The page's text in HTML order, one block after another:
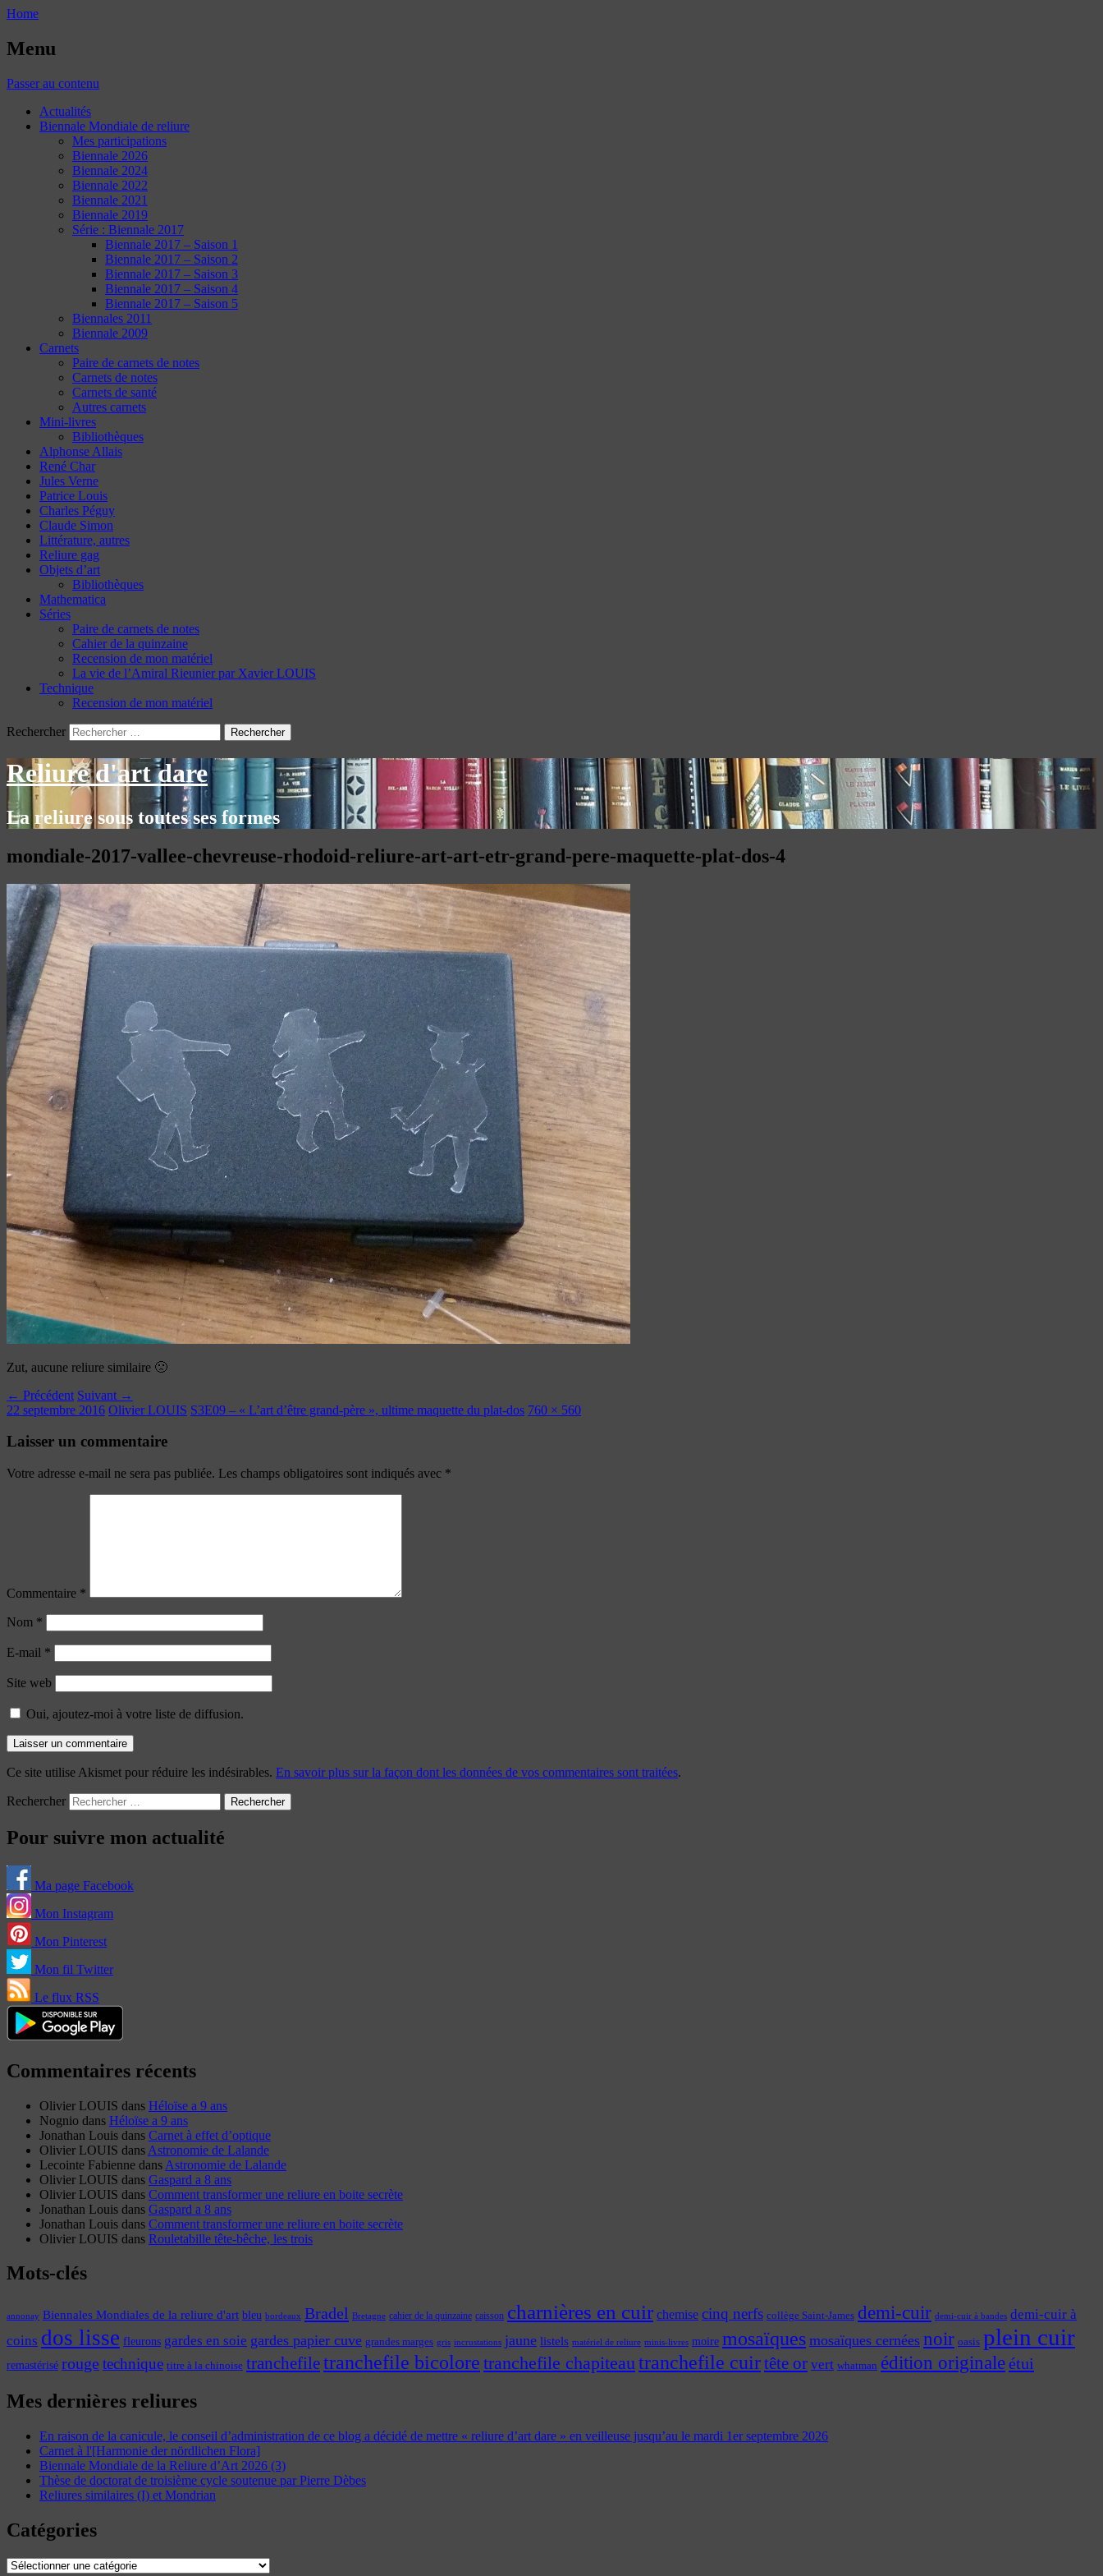
Home
Menu
Passer au contenu
Actualités
Biennale Mondiale de reliure
Mes participations
Biennale 2026
Biennale 2024
Biennale 2022
Biennale 2021
Biennale 2019
Série : Biennale 2017
Biennale 2017 – Saison 1
Biennale 2017 – Saison 2
Biennale 2017 – Saison 3
Biennale 2017 – Saison 4
Biennale 2017 – Saison 5
Biennales 2011
Biennale 2009
Carnets
Paire de carnets de notes
Carnets de notes
Carnets de santé
Autres carnets
Mini-livres
Bibliothèques
Alphonse Allais
René Char
Jules Verne
Patrice Louis
Charles Péguy
Claude Simon
Littérature, autres
Reliure gag
Objets d’art
Bibliothèques
Mathematica
Séries
Paire de carnets de notes
Cahier de la quinzaine
Recension de mon matériel
La vie de l’Amiral Rieunier par Xavier LOUIS
Technique
Recension de mon matériel
Rechercher
Reliure d'art dare
La reliure sous toutes ses formes
mondiale-2017-vallee-chevreuse-rhodoid-reliure-art-art-etr-grand-pere-maquette-plat-dos-4
Zut, aucune reliure similaire 🙁
← Précédent Suivant →
22 septembre 2016 Olivier LOUIS S3E09 – « L’art d’être grand-père », ultime maquette du plat-dos 760 × 560
Laisser un commentaire
Votre adresse e-mail ne sera pas publiée. Les champs obligatoires sont indiqués avec *
Commentaire *
Nom *
E-mail *
Site web
Oui, ajoutez-moi à votre liste de diffusion.
Ce site utilise Akismet pour réduire les indésirables. En savoir plus sur la façon dont les données de vos commentaires sont traitées.
Rechercher
Pour suivre mon actualité
Ma page Facebook
Mon Instagram
Mon Pinterest
Mon fil Twitter
Le flux RSS
Commentaires récents
Olivier LOUIS dans Héloïse a 9 ans
Nognio dans Héloïse a 9 ans
Jonathan Louis dans Carnet à effet d’optique
Olivier LOUIS dans Astronomie de Lalande
Lecointe Fabienne dans Astronomie de Lalande
Olivier LOUIS dans Gaspard a 8 ans
Olivier LOUIS dans Comment transformer une reliure en boite secrète
Jonathan Louis dans Gaspard a 8 ans
Jonathan Louis dans Comment transformer une reliure en boite secrète
Olivier LOUIS dans Rouletabille tête-bêche, les trois
Mots-clés
annonay Biennales Mondiales de la reliure d'art bleu bordeaux Bradel Bretagne cahier de la quinzaine caisson charnières en cuir chemise cinq nerfs collège Saint-James demi-cuir demi-cuir à bandes demi-cuir à
coins dos lisse fleurons gardes en soie gardes papier cuve grandes marges gris incrustations jaune listels matériel de reliure minis-livres moire mosaïques mosaïques cernées noir oasis plein cuir
remastérisé rougetechnique titre à la chinoise tranchefiletranchefile bicolore tranchefile chapiteautranchefile cuirtête or vert whatman édition originaleétui
Mes dernières reliures
En raison de la canicule, le conseil d’administration de ce blog a décidé de mettre « reliure d’art dare » en veilleuse jusqu’au le mardi 1er septembre 2026
Carnet à l'[Harmonie der nördlichen Flora]
Biennale Mondiale de la Reliure d’Art 2026 (3)
Thèse de doctorat de troisième cycle soutenue par Pierre Dèbes
Reliures similaires (I) et Mondrian
Catégories
Catégories